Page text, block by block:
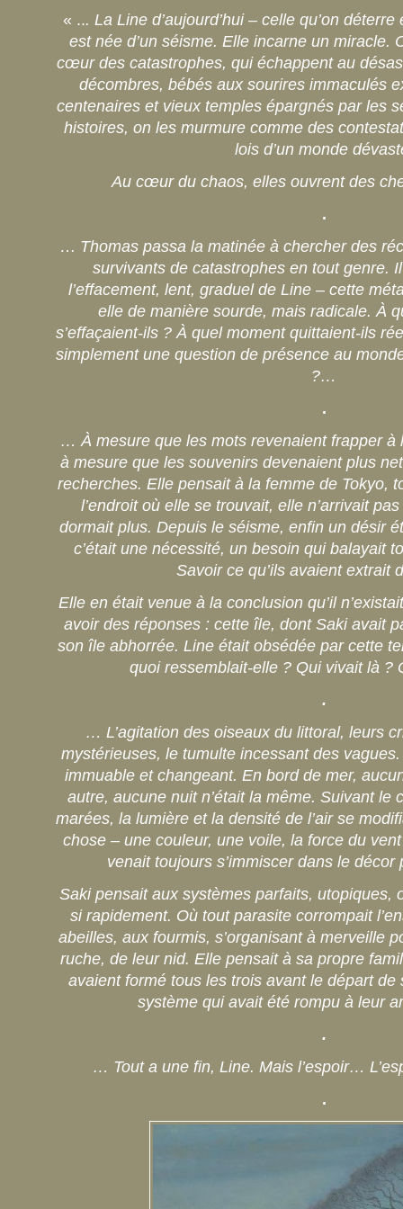
« ... La Line d’aujourd’hui – celle qu’on
est née d’un séisme. Elle incarne un miracle.
cœur des catastrophes, qui échappent au
décombres, bébés aux sourires immaculés
centenaires et vieux temples épargnés par les
histoires, on les murmure comme des
lois d’un monde
Au cœur du chaos, elles ouvrent des
.
… Thomas passa la matinée à chercher des
survivants de catastrophes en tout genre.
l’effacement, lent, graduel de Line – cette
elle de manière sourde, mais radicale. À
s’effaçaient-ils ? À quel moment quittaient-ils
simplement une question de présence au
?…
.
… À mesure que les mots revenaient frapper à
à mesure que les souvenirs devenaient plus
recherches. Elle pensait à la femme de Tokyo,
l’endroit où elle se trouvait, elle n’arrivait
dormait plus. Depuis le séisme, enfin un désir
c’était une nécessité, un besoin qui balayait
Savoir ce qu’ils avaient extrait
Elle en était venue à la conclusion qu’il
avoir des réponses : cette île, dont Saki avait
son île abhorrée. Line était obsédée par cette
quoi ressemblait-elle ? Qui vivait là
.
… L’agitation des oiseaux du littoral, leurs
mystérieuses, le tumulte incessant des
immuable et changeant. En bord de mer,
autre, aucune nuit n’était la même. Suivant le
marées, la lumière et la densité de l’air se
chose – une couleur, une voile, la force du
venait toujours s’immiscer dans le décor
Saki pensait aux systèmes parfaits, utopiques,
si rapidement. Où tout parasite corrompait
abeilles, aux fourmis, s’organisant à merveille
ruche, de leur nid. Elle pensait à sa propre
avaient formé tous les trois avant le départ
système qui avait été rompu à leur
.
… Tout a une fin, Line. Mais l’espoir…
.